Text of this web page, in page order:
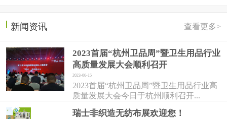
新闻资讯 查看更多>
2023首届“杭州卫品周”暨卫生用品行业
高质量发展大会顺利召开
2023-06-15
2023首届“杭州卫品周”暨卫生用品行业高
质量发展大会今日于杭州顺利召开...
瑞士非织造无纺布展欢迎您！